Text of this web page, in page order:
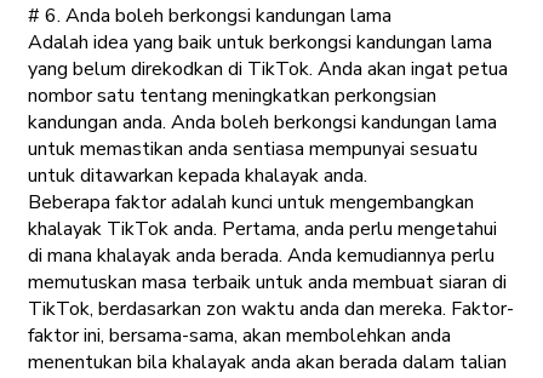
# 6. Anda boleh berkongsi kandungan lama
Adalah idea yang baik untuk berkongsi kandungan lama
yang belum direkodkan di TikTok. Anda akan ingat petua
nombor satu tentang meningkatkan perkongsian
kandungan anda. Anda boleh berkongsi kandungan lama
untuk memastikan anda sentiasa mempunyai sesuatu
untuk ditawarkan kepada khalayak anda.
Beberapa faktor adalah kunci untuk mengembangkan
khalayak TikTok anda. Pertama, anda perlu mengetahui
di mana khalayak anda berada. Anda kemudiannya perlu
memutuskan masa terbaik untuk anda membuat siaran di
TikTok, berdasarkan zon waktu anda dan mereka. Faktor-
faktor ini, bersama-sama, akan membolehkan anda
menentukan bila khalayak anda akan berada dalam talian